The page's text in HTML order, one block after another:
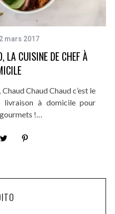
mars 2017
LA CUISINE DE CHEF À
Chaud Chaud c’est le
livraison à domicile pour
!…